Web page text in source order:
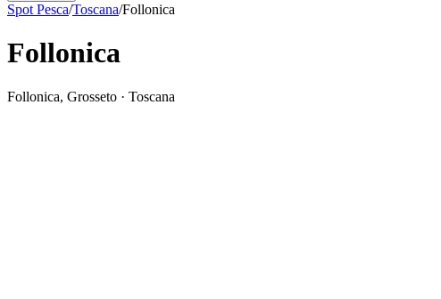
Spot Pesca/Toscana/Follonica
Follonica
Follonica, Grosseto · Toscana